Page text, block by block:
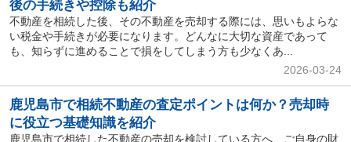
後の手続きや控除も紹介
不動産を相続した後、その不動産を売却する際には、思いもよらな
い税金や手続きが必要になります。どんなに大切な資産であって
も、知らずに進めることで損をしてしまう方も少なくあ...
2026-03-24
鹿児島市で相続不動産の査定ポイントは何か？売却時
に役立つ基礎知識を紹介
鹿児島市で相続した不動産の売却を検討している方へ、ご自身の財